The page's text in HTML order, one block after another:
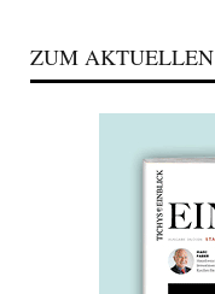
ZUM AKTUELLEN